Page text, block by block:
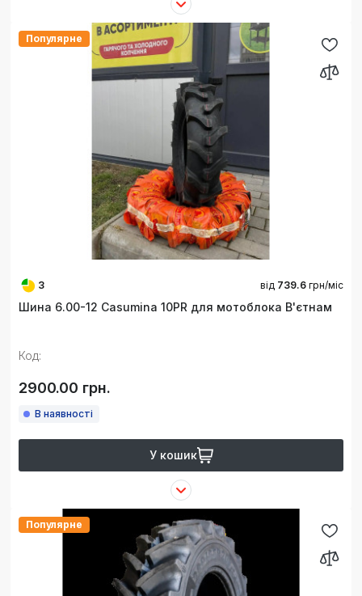
Популярне
3 від 739.6 грн/міс
Шина 6.00-12 Casumina 10PR для мотоблока В'єтнам
Код:
2900.00 грн.
В наявності
У кошик
Популярне